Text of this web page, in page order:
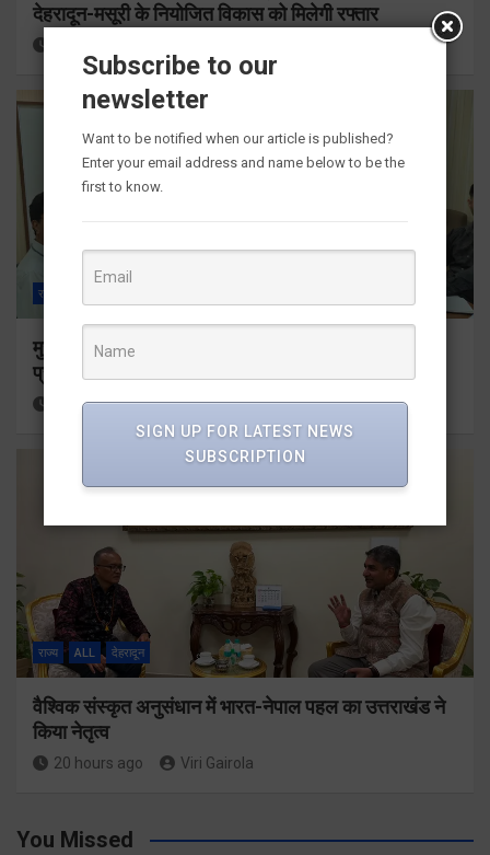
देहरादून-मसूरी के नियोजित विकास को मिलेगी रफ्तार
राज्य
मुख्यमंत्री के दिशा-निर्देशों में पीएम आवास योजना (शहरी) की
प्रगति की हुई समीक्षा
18 hours ago Viri Gairola
राज्य ALL देहरादून
वैश्विक संस्कृत अनुसंधान में भारत-नेपाल पहल का उत्तराखंड ने
किया नेतृत्व
20 hours ago Viri Gairola
You Missed
Subscribe to our
newsletter
Want to be notified when our article is published?
Enter your email address and name below to be the
first to know.
SIGN UP FOR LATEST NEWS
SUBSCRIPTION